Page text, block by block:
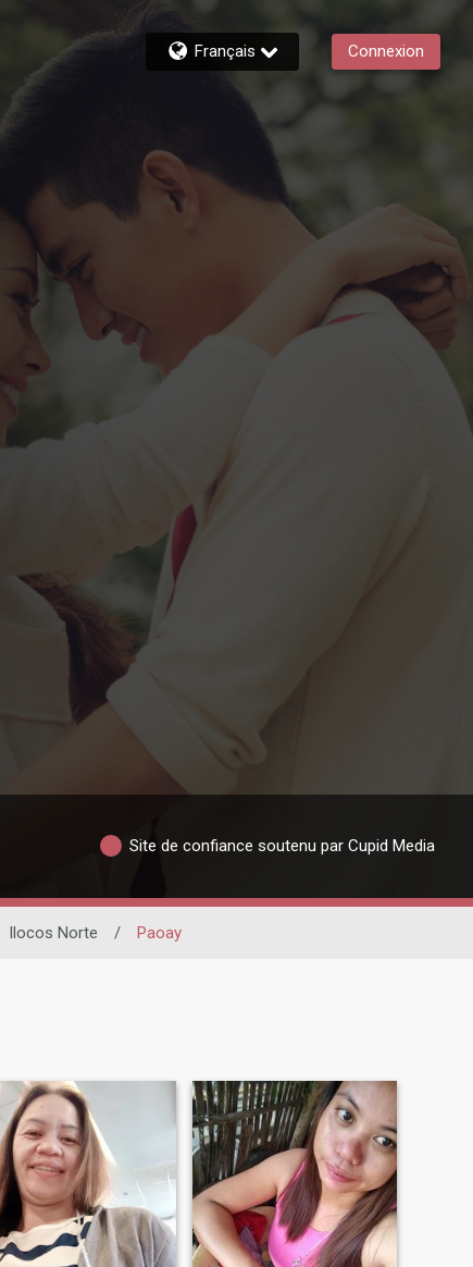
Français Connexion
Site de confiance soutenu par Cupid Media
Ilocos Norte / Paoay